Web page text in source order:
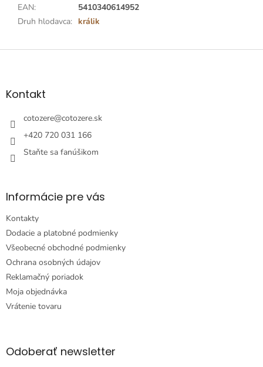
EAN:
5410340614952
Druh hlodavca: králik
Z
äKontakt
cotozere@cotozere.sk
+420 720 031 166
Staňte sa fanúšikom
Informácie pre vás
Kontakty
Dodacie a platobné podmienky
Všeobecné obchodné podmienky
Ochrana osobných údajov
Reklamačný poriadok
Moja objednávka
Vrátenie tovaru
Odoberať newsletter